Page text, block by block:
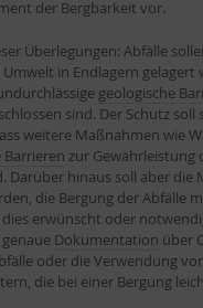
der Bergbarkeit vor.
Überlegungen: Abfälle
in Endlagern gelagert
geologische
sind. Der Schutz soll
weitere Maßnahmen wie
zur Gewährleistung
Darüber hinaus soll aber die
die Bergung der Abfälle
erwünscht oder
Dokumentation über
oder die Verwendung
die bei einer Bergung